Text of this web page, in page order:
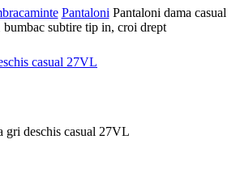
Pantaloni Pantaloni dama casual
bumbac subtire tip in, croi drept